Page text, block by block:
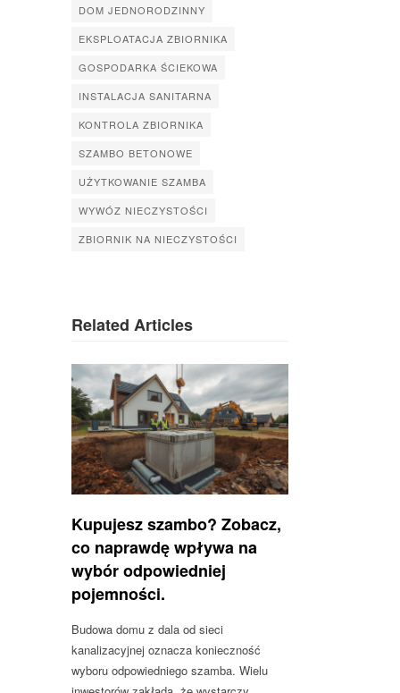
DOM JEDNORODZINNY
EKSPLOATACJA ZBIORNIKA
GOSPODARKA ŚCIEKOWA
INSTALACJA SANITARNA
KONTROLA ZBIORNIKA
SZAMBO BETONOWE
UŻYTKOWANIE SZAMBA
WYWÓZ NIECZYSTOŚCI
ZBIORNIK NA NIECZYSTOŚCI
Related Articles
Kupujesz szambo? Zobacz,
co naprawdę wpływa na
wybór odpowiedniej
pojemności.
Budowa domu z dala od sieci
kanalizacyjnej oznacza konieczność
wyboru odpowiedniego szamba. Wielu